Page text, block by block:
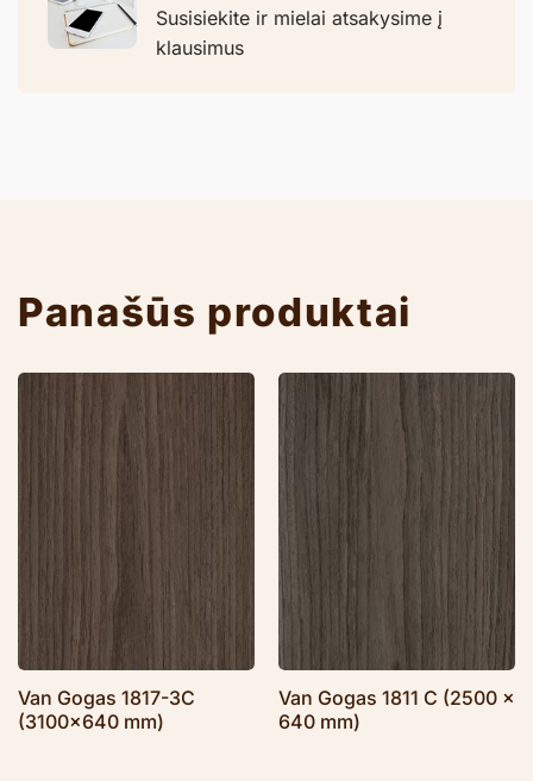
Susisiekite ir mielai atsakysime į
klausimus
Panašūs produktai
Van Gogas 1817-3C
(3100×640 mm)
Van Gogas 1811 C (2500 x
640 mm)